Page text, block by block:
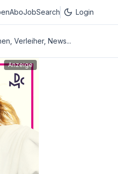
AboJobSearch Login
Verleiher, News...
Anzeige